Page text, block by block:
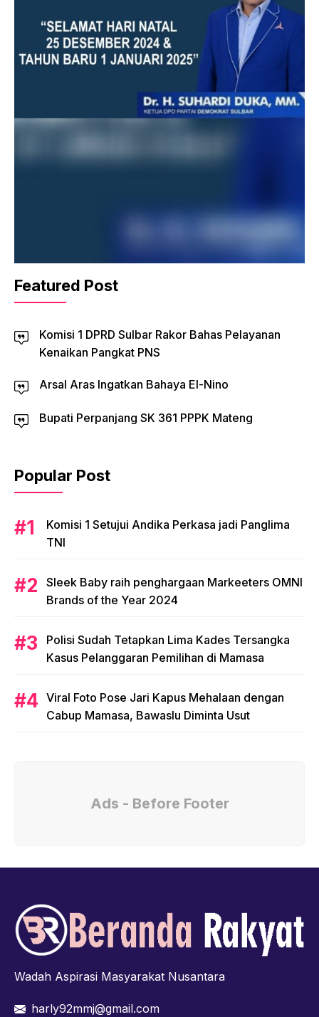
Featured Post
Komisi 1 DPRD Sulbar Rakor Bahas Pelayanan
Kenaikan Pangkat PNS
Arsal Aras Ingatkan Bahaya El-Nino
Bupati Perpanjang SK 361 PPPK Mateng
Popular Post
Komisi 1 Setujui Andika Perkasa jadi Panglima
TNI
Sleek Baby raih penghargaan Markeeters OMNI
Brands of the Year 2024
Polisi Sudah Tetapkan Lima Kades Tersangka
Kasus Pelanggaran Pemilihan di Mamasa
Viral Foto Pose Jari Kapus Mehalaan dengan
Cabup Mamasa, Bawaslu Diminta Usut
Ads - Before Footer
Wadah Aspirasi Masyarakat Nusantara
harly92mmj@gmail.com